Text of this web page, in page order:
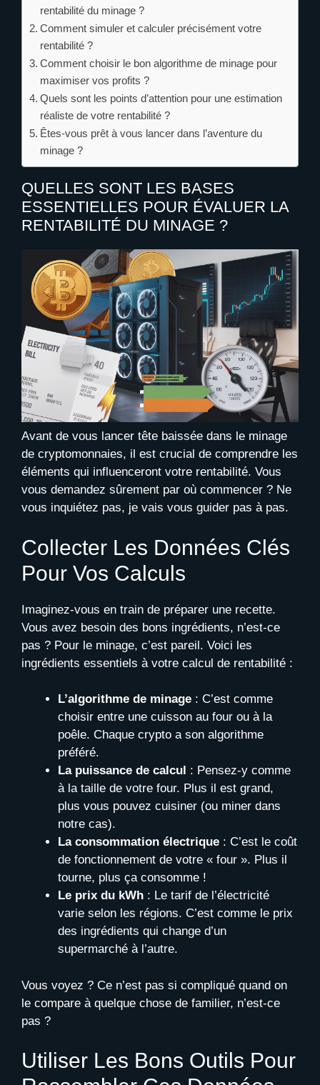
rentabilité du minage ?
Comment simuler et calculer précisément votre
rentabilité ?
Comment choisir le bon algorithme de minage pour
maximiser vos profits ?
Quels sont les points d’attention pour une estimation
réaliste de votre rentabilité ?
Êtes-vous prêt à vous lancer dans l’aventure du
minage ?
QUELLES SONT LES BASES
ESSENTIELLES POUR ÉVALUER LA
RENTABILITÉ DU MINAGE ?
Avant de vous lancer tête baissée dans le minage
de cryptomonnaies, il est crucial de comprendre les
éléments qui influenceront votre rentabilité. Vous
vous demandez sûrement par où commencer ? Ne
vous inquiétez pas, je vais vous guider pas à pas.
Collecter Les Données Clés
Pour Vos Calculs
Imaginez-vous en train de préparer une recette.
Vous avez besoin des bons ingrédients, n’est-ce
pas ? Pour le minage, c’est pareil. Voici les
ingrédients essentiels à votre calcul de rentabilité :
L’algorithme de minage : C’est comme
choisir entre une cuisson au four ou à la
poêle. Chaque crypto a son algorithme
préféré.
La puissance de calcul : Pensez-y comme
à la taille de votre four. Plus il est grand,
plus vous pouvez cuisiner (ou miner dans
notre cas).
La consommation électrique : C’est le coût
de fonctionnement de votre « four ». Plus il
tourne, plus ça consomme !
Le prix du kWh : Le tarif de l’électricité
varie selon les régions. C’est comme le prix
des ingrédients qui change d’un
supermarché à l’autre.
Vous voyez ? Ce n’est pas si compliqué quand on
le compare à quelque chose de familier, n’est-ce
pas ?
Utiliser Les Bons Outils Pour